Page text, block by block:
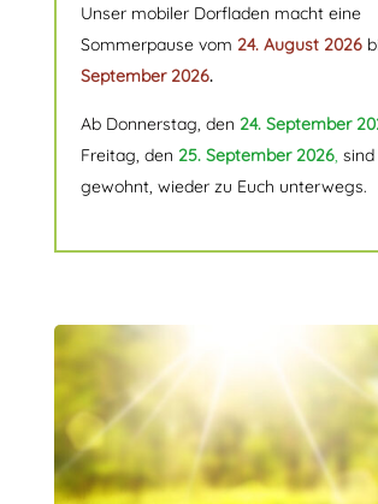
Unser mobiler Dorfladen macht eine
Sommerpause vom 24. August 2026
September 2026.
Ab Donnerstag, den 24. September
Freitag, den 25. September 2026,
gewohnt, wieder zu Euch unterwegs.